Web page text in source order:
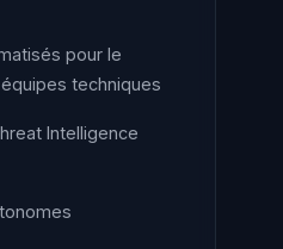
pour le
techniques
Intelligence